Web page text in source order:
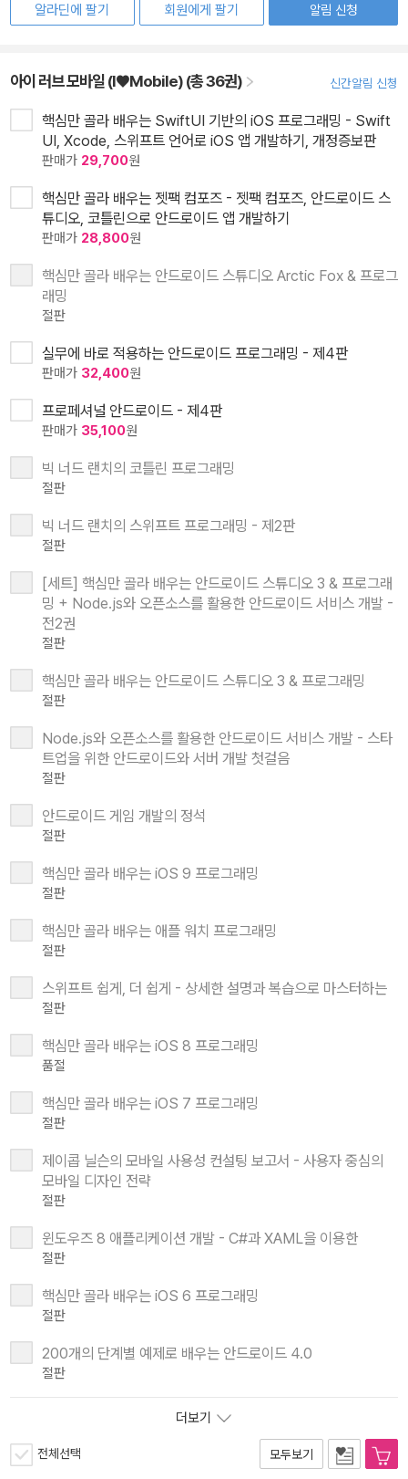
알라딘에 팔기
회원에게 팔기
알림 신청
아이 러브 모바일 (I♥Mobile) (총 36권) 신간알림 신청
핵심만 골라 배우는 SwiftUI 기반의 iOS 프로그래밍 - Swift
UI, Xcode, 스위프트 언어로 iOS 앱 개발하기, 개정증보판
판매가 29,700원
핵심만 골라 배우는 젯팩 컴포즈 - 젯팩 컴포즈, 안드로이드 스
튜디오, 코틀린으로 안드로이드 앱 개발하기
판매가 28,800원
핵심만 골라 배우는 안드로이드 스튜디오 Arctic Fox & 프로그
래밍
절판
실무에 바로 적용하는 안드로이드 프로그래밍 - 제4판
판매가 32,400원
프로페셔널 안드로이드 - 제4판
판매가 35,100원
빅 너드 랜치의 코틀린 프로그래밍
절판
빅 너드 랜치의 스위프트 프로그래밍 - 제2판
절판
[세트] 핵심만 골라 배우는 안드로이드 스튜디오 3 & 프로그래
밍 + Node.js와 오픈소스를 활용한 안드로이드 서비스 개발 -
전2권
절판
핵심만 골라 배우는 안드로이드 스튜디오 3 & 프로그래밍
절판
Node.js와 오픈소스를 활용한 안드로이드 서비스 개발 - 스타
트업을 위한 안드로이드와 서버 개발 첫걸음
절판
안드로이드 게임 개발의 정석
절판
핵심만 골라 배우는 iOS 9 프로그래밍
절판
핵심만 골라 배우는 애플 워치 프로그래밍
절판
스위프트 쉽게, 더 쉽게 - 상세한 설명과 복습으로 마스터하는
절판
핵심만 골라 배우는 iOS 8 프로그래밍
품절
핵심만 골라 배우는 iOS 7 프로그래밍
절판
제이콥 닐슨의 모바일 사용성 컨설팅 보고서 - 사용자 중심의
모바일 디자인 전략
절판
윈도우즈 8 애플리케이션 개발 - C#과 XAML을 이용한
절판
핵심만 골라 배우는 iOS 6 프로그래밍
절판
200개의 단계별 예제로 배우는 안드로이드 4.0
절판
더보기
전체선택 모두보기